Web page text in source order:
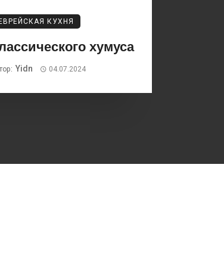
КУХНЯ
хумуса
Yidn 04.07.2024